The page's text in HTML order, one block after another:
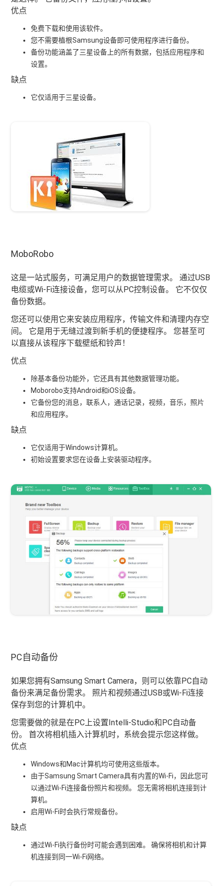
优点
免费下载和使用该软件。
您不需要植根Samsung设备即可使用程序进行备份。
备份功能涵盖了三星设备上的所有数据，包括应用程序和
设置。
缺点
它仅适用于三星设备。
MoboRobo
这是一站式服务，可满足用户的数据管理需求。 通过USB
电缆或Wi-Fi连接设备，您可以从PC控制设备。 它不仅仅
备份数据。
您还可以使用它来安装应用程序，传输文件和清理内存空
间。 它是用于无缝过渡到新手机的便捷程序。 您甚至可
以直接从该程序下载壁纸和铃声！
优点
除基本备份功能外，它还具有其他数据管理功能。
Moborobo支持Android和iOS设备。
它备份您的消息，联系人，通话记录，视频，音乐，照片
和应用程序。
缺点
它仅适用于Windows计算机。
初始设置要求您在设备上安装驱动程序。
PC自动备份
如果您拥有Samsung Smart Camera，则可以依靠PC自动
备份来满足备份需求。 照片和视频通过USB或Wi-Fi连接
保存到您的计算机中。
您需要做的就是在PC上设置Intelli-Studio和PC自动备
份。 首次将相机插入计算机时，系统会提示您这样做。
优点
Windows和Mac计算机均可使用这些版本。
由于Samsung Smart Camera具有内置的Wi-Fi，因此您可
以通过Wi-Fi连接备份照片和视频。 您无需将相机连接到计
算机。
启用Wi-Fi时会执行常规备份。
缺点
通过Wi-Fi执行备份时可能会遇到困难。 确保将相机和计算
机连接到同一Wi-Fi网络。